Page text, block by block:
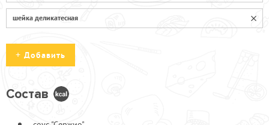
шейка деликатесная
Добавить
Состав